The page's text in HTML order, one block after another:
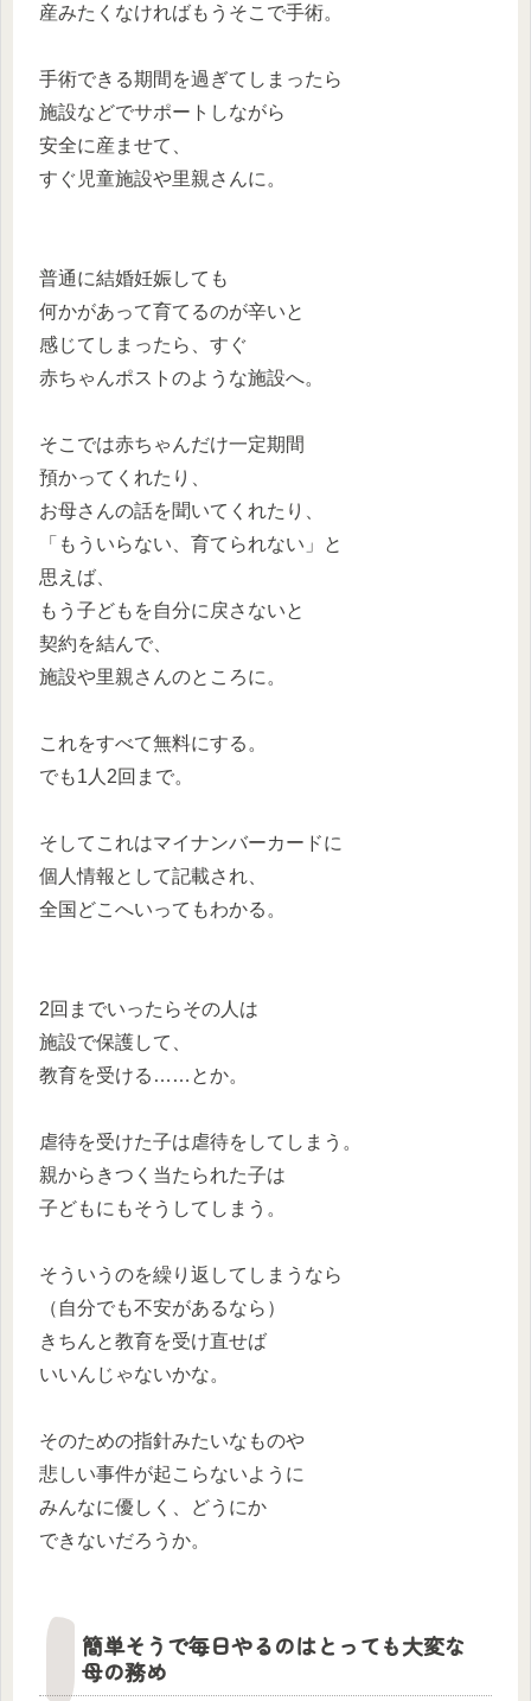
産みたくなければもうそこで手術。
手術できる期間を過ぎてしまったら
施設などでサポートしながら
安全に産ませて、
すぐ児童施設や里親さんに。
普通に結婚妊娠しても
何かがあって育てるのが辛いと
感じてしまったら、すぐ
赤ちゃんポストのような施設へ。
そこでは赤ちゃんだけ一定期間
預かってくれたり、
お母さんの話を聞いてくれたり、
「もういらない、育てられない」と
思えば、
もう子どもを自分に戻さないと
契約を結んで、
施設や里親さんのところに。
これをすべて無料にする。
でも1人2回まで。
そしてこれはマイナンバーカードに
個人情報として記載され、
全国どこへいってもわかる。
2回までいったらその人は
施設で保護して、
教育を受ける……とか。
虐待を受けた子は虐待をしてしまう。
親からきつく当たられた子は
子どもにもそうしてしまう。
そういうのを繰り返してしまうなら
（自分でも不安があるなら）
きちんと教育を受け直せば
いいんじゃないかな。
そのための指針みたいなものや
悲しい事件が起こらないように
みんなに優しく、どうにか
できないだろうか。
簡単そうで毎日やるのはとっても大変な
母の務め